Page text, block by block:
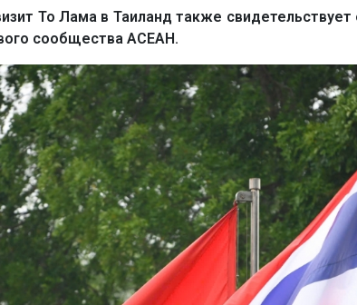
То Лама в Таиланд также
сообщества АСЕАН.